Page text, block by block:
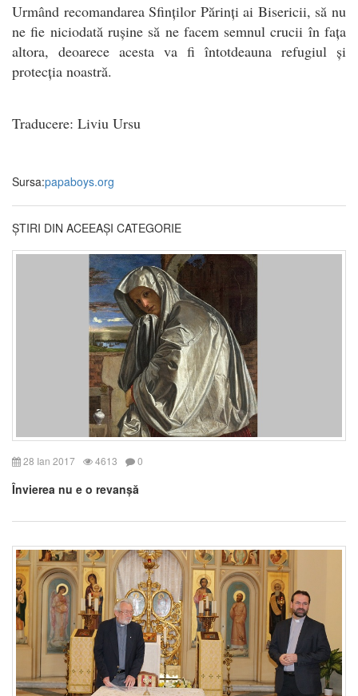
Urmând recomandarea Sfinților Părinți ai Bisericii, să nu
ne fie niciodată rușine să ne facem semnul crucii în fața
altora, deoarece acesta va fi întotdeauna refugiul și
protecția noastră.
Traducere: Liviu Ursu
Sursa:papaboys.org
ȘTIRI DIN ACEEAȘI CATEGORIE
28 Ian 2017 4613 0
Învierea nu e o revanșă